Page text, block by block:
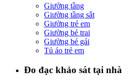
Giường tầng
Giường tầng sắt
Giường trẻ em
Giường bé trai
Giường bé gái
Tủ áo trẻ em
Đo đạc khảo sát tại nhà